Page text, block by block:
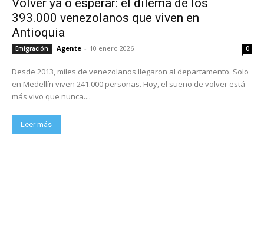
393.000 venezolanos que viven en
Antioquia
Emigración Agente - 10 enero 2026 0
Desde 2013, miles de venezolanos llegaron al departamento. Solo
en Medellín viven 241.000 personas. Hoy, el sueño de volver está
más vivo que nunca....
Leer más